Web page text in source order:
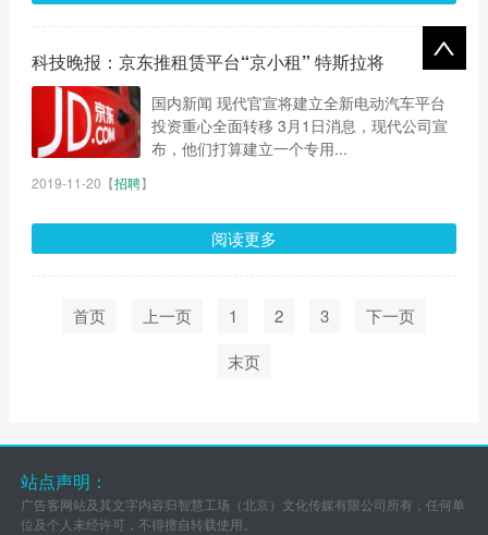
科技晚报：京东推租赁平台“京小租” 特斯拉将
国内新闻 现代官宣将建立全新电动汽车平台
投资重心全面转移 3月1日消息，现代公司宣
布，他们打算建立一个专用...
2019-11-20 【招聘】
阅读更多
首页 上一页 1 2 3
下一页
末页
站点声明：
广告客网站及其文字内容归智慧工场（北京）文化传媒有限公司所有，任何单
位及个人未经许可，不得擅自转载使用。